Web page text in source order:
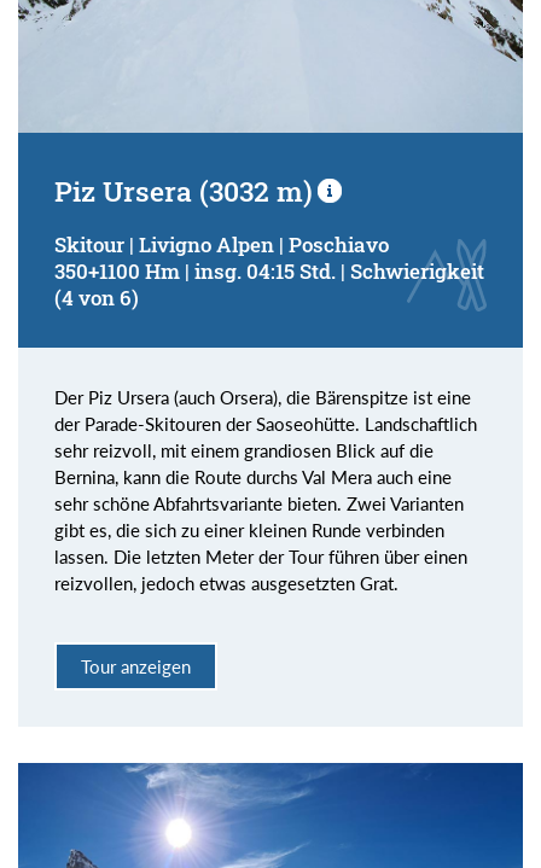
Piz Ursera (3032 m)
Skitour | Livigno Alpen | Poschiavo
350+1100 Hm | insg. 04:15 Std. | Schwierigkeit
(4 von 6)
Der Piz Ursera (auch Orsera), die Bärenspitze ist eine
der Parade-Skitouren der Saoseohütte. Landschaftlich
sehr reizvoll, mit einem grandiosen Blick auf die
Bernina, kann die Route durchs Val Mera auch eine
sehr schöne Abfahrtsvariante bieten. Zwei Varianten
gibt es, die sich zu einer kleinen Runde verbinden
lassen. Die letzten Meter der Tour führen über einen
reizvollen, jedoch etwas ausgesetzten Grat.
Tour anzeigen